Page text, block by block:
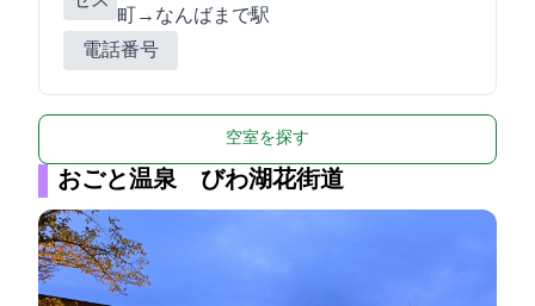
町→なんばまで2駅
電話番号
空室を探す
おごと温泉 びわ湖花街道